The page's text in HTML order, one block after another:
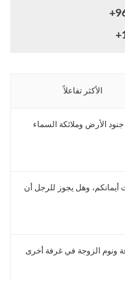
الأكثر تفاعلاً
الأرض وملائكة السماء
وهل يجوز للرجل أن
ونوم الزوجة في غرفة أخرى